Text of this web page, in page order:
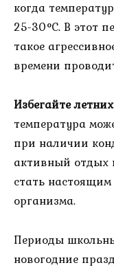
когда
25-30°C. В этот
такое
времени
Избегайте
температура
при наличии
активный отдых
стать
организма.
Периоды
новогодние